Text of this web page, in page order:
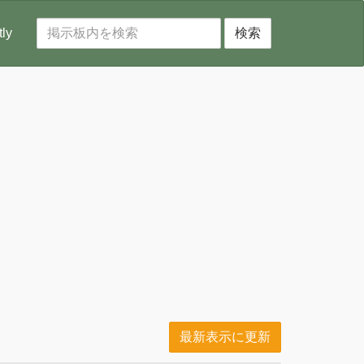
検索
最新表示に更新